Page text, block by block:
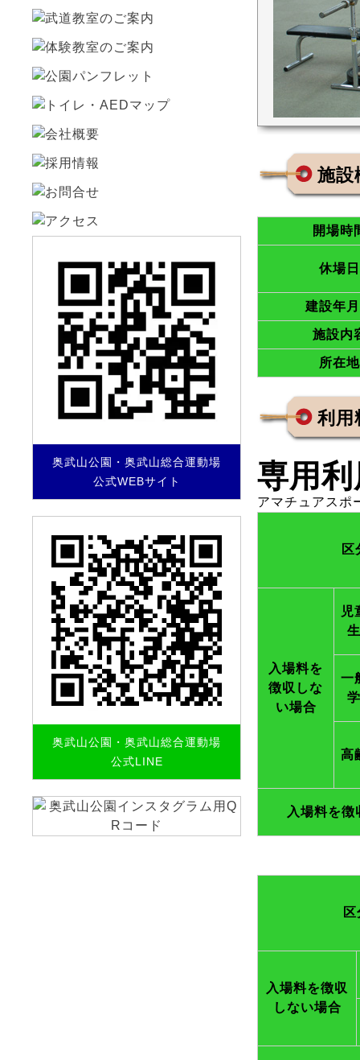
施設
開場時
休場日
建設年
施設内
所在地
利用
専用
アマチュアスポ
区
入場料を
徴収しな
い場合
児
一
高
入場料を徴
入場料を徴収
しない場合
奥武山公園・奥武山総合運動場
公式WEBサイト
奥武山公園・奥武山総合運動場
公式LINE